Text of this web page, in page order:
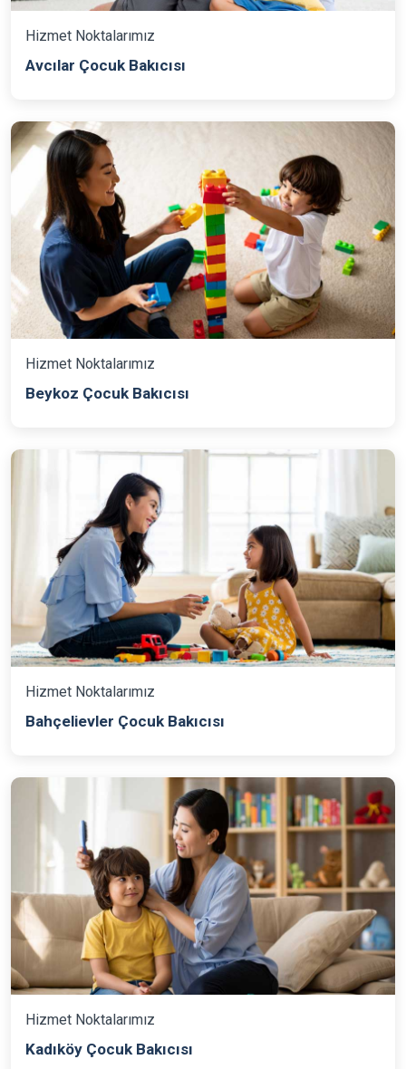
Hizmet Noktalarımız
Avcılar Çocuk Bakıcısı
Hizmet Noktalarımız
Beykoz Çocuk Bakıcısı
Hizmet Noktalarımız
Bahçelievler Çocuk Bakıcısı
Hizmet Noktalarımız
Kadıköy Çocuk Bakıcısı